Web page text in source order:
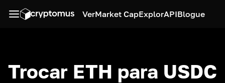
VerMarket CapExplorAPIBlogue
Trocar ETH para USDC